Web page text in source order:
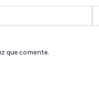
que comente.